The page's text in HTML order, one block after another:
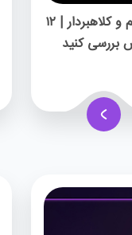
راهنمای جامع تشخیص پراپ اسکم و کلاهبردار | ۱۲
بررسی کنید